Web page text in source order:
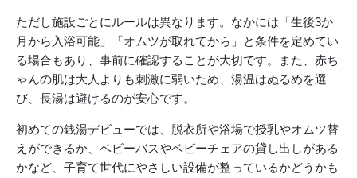
ただし施設ごとにルールは異なります。なかには「生後3か
月から入浴可能」「オムツが取れてから」と条件を定めてい
る場合もあり、事前に確認することが大切です。また、赤ち
ゃんの肌は大人よりも刺激に弱いため、湯温はぬるめを選
び、長湯は避けるのが安心です。
初めての銭湯デビューでは、脱衣所や浴場で授乳やオムツ替
えができるか、ベビーバスやベビーチェアの貸し出しがある
かなど、子育て世代にやさしい設備が整っているかどうかも